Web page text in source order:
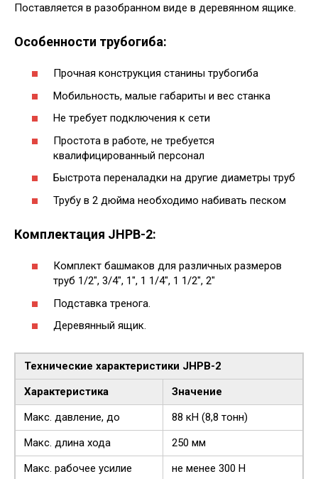
Поставляется в разобранном виде в деревянном ящике.
Особенности трубогиба:
Прочная конструкция станины трубогиба
Мобильность, малые габариты и вес станка
Не требует подключения к сети
Простота в работе, не требуется
квалифицированный персонал
Быстрота переналадки на другие диаметры труб
Трубу в 2 дюйма необходимо набивать песком
Комплектация JHPB-2:
Комплект башмаков для различных размеров
труб 1/2″, 3/4″, 1″, 1 1/4″, 1 1/2″, 2″
Подставка тренога.
Деревянный ящик.
Технические характеристики JHPB-2
Характеристика
Значение
Макс. давление, до
88 кH (8,8 тонн)
Макс. длина хода
250 мм
Макс. рабочее усилие
не менее 300 Н